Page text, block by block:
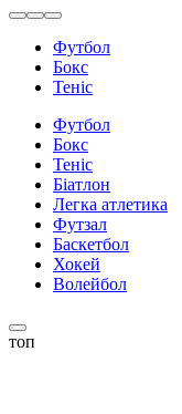
Футбол
Бокс
Теніс
Футбол
Бокс
Теніс
Біатлон
Легка атлетика
Футзал
Баскетбол
Хокей
Волейбол
топ